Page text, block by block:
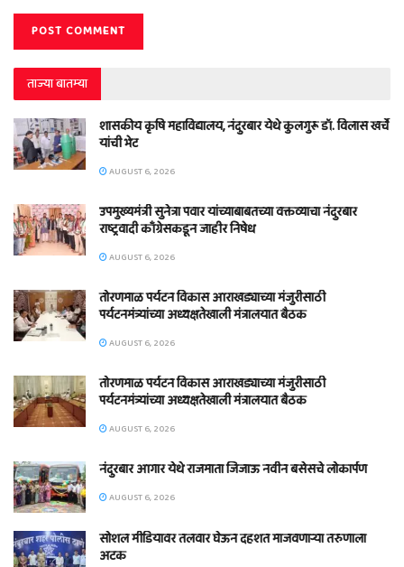
ताज्या बातम्या
शासकीय कृषि महाविद्यालय, नंदुरबार येथे कुलगुरू डॉ. विलास खर्चे
यांची भेट
AUGUST 6, 2026
उपमुख्यमंत्री सुनेत्रा पवार यांच्याबाबतच्या वक्तव्याचा नंदुरबार
राष्ट्रवादी काँग्रेसकडून जाहीर निषेध
AUGUST 6, 2026
तोरणमाळ पर्यटन विकास आराखड्याच्या मंजुरीसाठी
पर्यटनमंत्र्यांच्या अध्यक्षतेखाली मंत्रालयात बैठक
AUGUST 6, 2026
तोरणमाळ पर्यटन विकास आराखड्याच्या मंजुरीसाठी
पर्यटनमंत्र्यांच्या अध्यक्षतेखाली मंत्रालयात बैठक
AUGUST 6, 2026
नंदुरबार आगार येथे राजमाता जिजाऊ नवीन बसेसचे लोकार्पण
AUGUST 6, 2026
सोशल मीडियावर तलवार घेऊन दहशत माजवणाऱ्या तरुणाला
अटक